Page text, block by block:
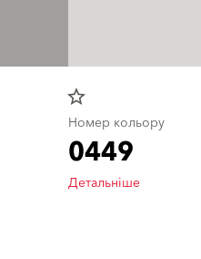
star_border
Номер кольору
0449
Детальніше